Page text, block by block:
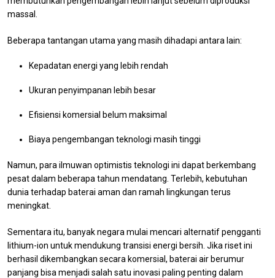
massal.
Beberapa tantangan utama yang masih dihadapi antara lain:
Kepadatan energi yang lebih rendah
Ukuran penyimpanan lebih besar
Efisiensi komersial belum maksimal
Biaya pengembangan teknologi masih tinggi
Namun, para ilmuwan optimistis teknologi ini dapat berkembang
pesat dalam beberapa tahun mendatang. Terlebih, kebutuhan
dunia terhadap baterai aman dan ramah lingkungan terus
meningkat.
Sementara itu, banyak negara mulai mencari alternatif pengganti
lithium-ion untuk mendukung transisi energi bersih. Jika riset ini
berhasil dikembangkan secara komersial, baterai air berumur
panjang bisa menjadi salah satu inovasi paling penting dalam